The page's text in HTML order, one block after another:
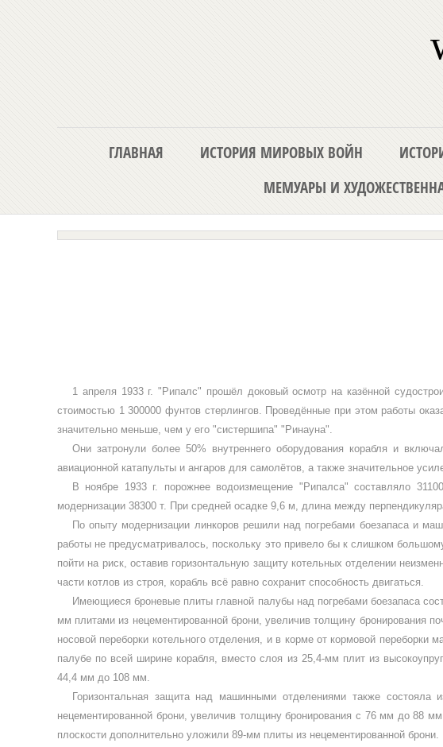
ГЛАВНАЯ ИСТОРИЯ МИРОВЫХ ВОЙН
МЕМУАРЫ И
1 апреля 1933 г. "Рипалс" прошёл доко­вый осмотр на казённой
стоимостью 1 300000 фунтов стерлингов. Проведённые при этом работы
значительно меньше, чем у его "систершипа" "Ринауна".
Они затронули более 50% внутреннего оборудования корабля и
авиационной катапульты и ангаров для самолётов, а также значительное
В ноябре 1933 г. порожнее водоизмеще­ние "Рипалса" составляло
модернизации 38300 т. При сред­ней осадке 9,6 м, длина между
По опыту модернизации линкоров ре­шили над погребами боезапаса и
работы не предусматри­валось, поскольку это привело бы к слишком
пойти на риск, оставив горизонтальную защиту котельных отделении
части котлов из строя, корабль всё равно сохранит способность двигаться.
Имеющиеся броневые плиты главной палубы над погребами боезапаса
мм плитами из нецементи­рованной брони, увеличив толщину
носовой переборки котельного отделения, и в корме от кормовой переборки
палубе по всей ширине корабля, вместо слоя из 25,4-мм плит из
44,4 мм до 108 мм.
Горизонтальная защита над машинны­ми отделениями также
нецементированной брони, увеличив толщину бронирования с 76 мм до 88
плоскости дополни­тельно уложили 89-мм плиты из нецементи­рованной брони.